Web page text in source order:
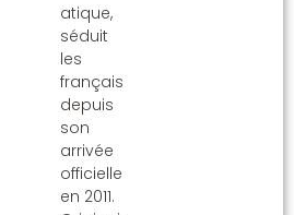
atique,
séduit
les
français
depuis
son
arrivée
officielle
en 2011.